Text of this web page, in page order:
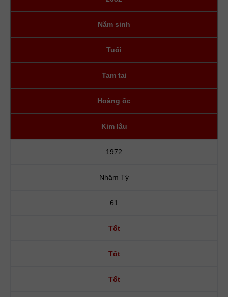
Năm sinh
Tuổi
Tam tai
Hoàng ốc
Kim lâu
1972
Nhâm Tý
61
Tốt
Tốt
Tốt